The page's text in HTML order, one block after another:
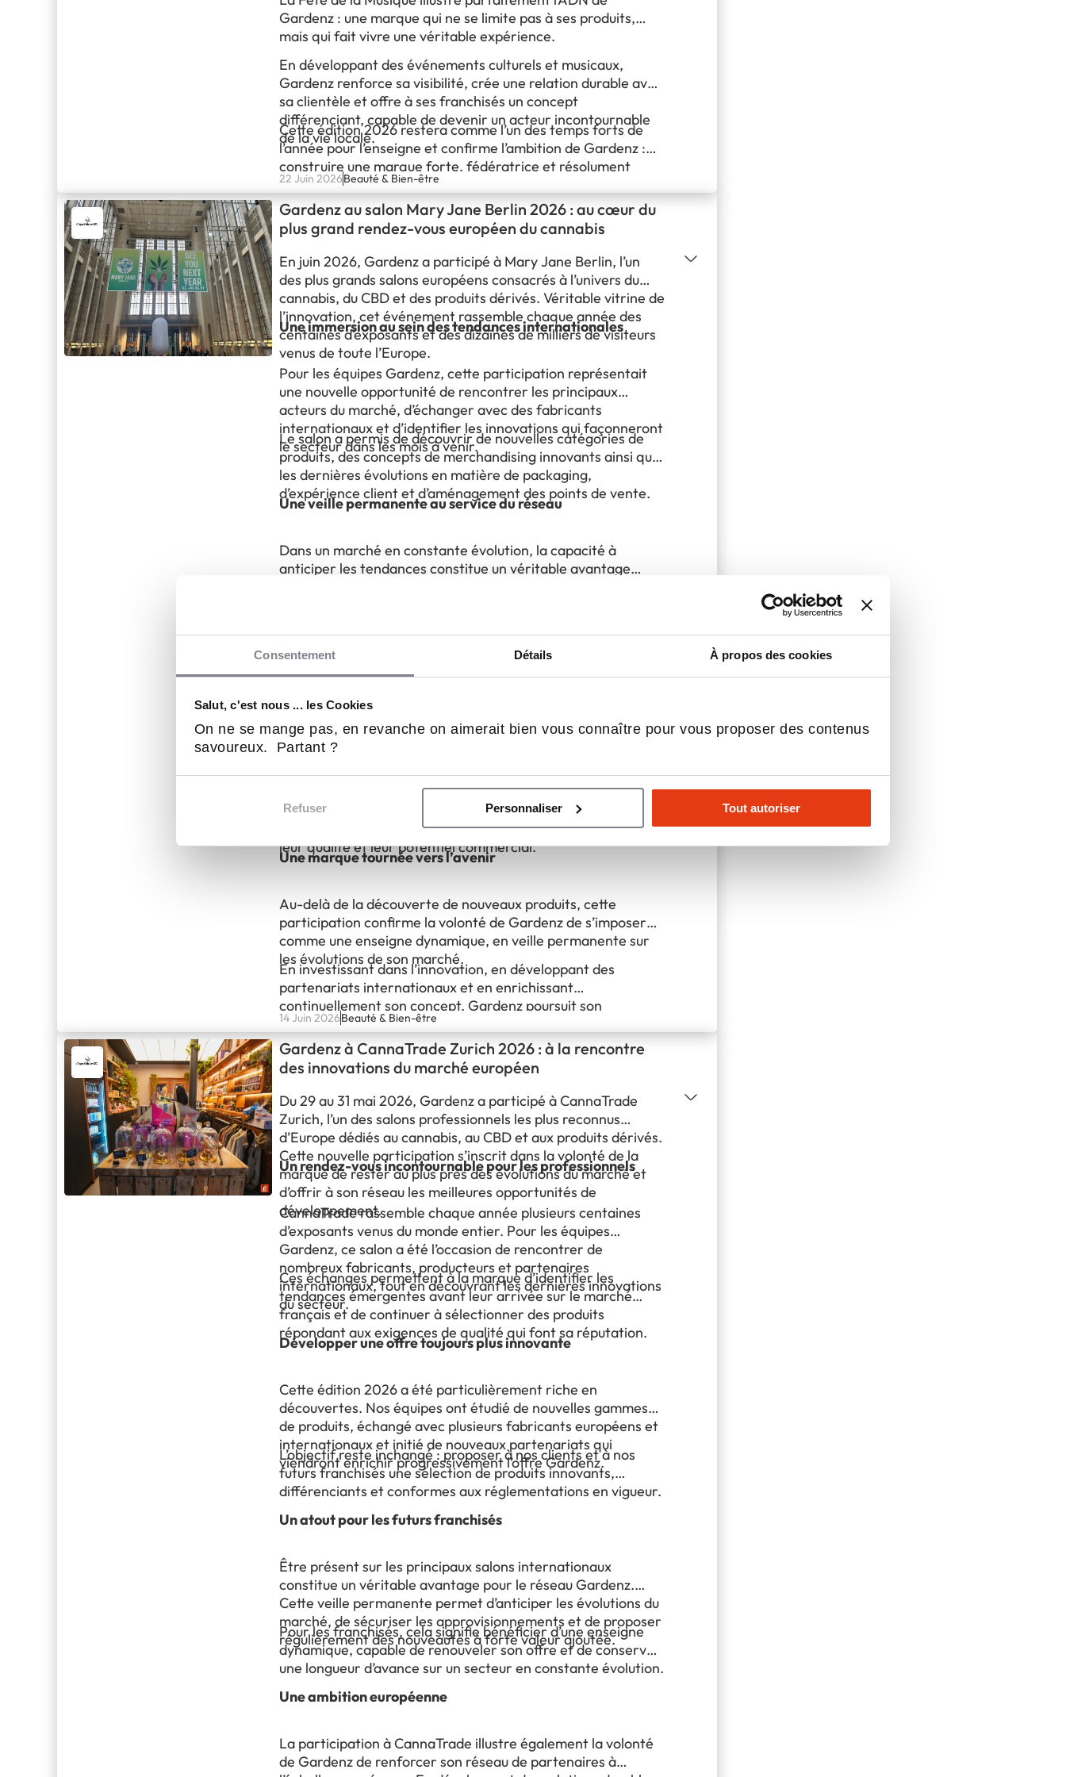
Consentement Détails À propos des cookies
Salut, c'est nous ... les Cookies
On ne se mange pas, en revanche on aimerait bien vous connaître pour vous proposer des contenus
savoureux. Partant ?
Refuser Personnaliser Tout autoriser
Gardenz : une marque qui ne se limite pas à ses produits,
mais qui fait vivre une véritable expérience.
En développant des événements culturels et musicaux,
Gardenz renforce sa visibilité, crée une relation durable avec
sa clientèle et offre à ses franchisés un concept
différenciant, capable de devenir un acteur incontournable
de la vie locale.
Cette édition 2026 restera comme l’un des temps forts de
l’année pour l’enseigne et confirme l’ambition de Gardenz :
construire une marque forte, fédératrice et résolument
tournée vers l’avenir.
22 Juin 2026Beauté & Bien-être
Gardenz au salon Mary Jane Berlin 2026 : au cœur du
plus grand rendez-vous européen du cannabis
En juin 2026, Gardenz a participé à Mary Jane Berlin, l’un
des plus grands salons européens consacrés à l’univers du
cannabis, du CBD et des produits dérivés. Véritable vitrine de
l’innovation, cet événement rassemble chaque année des
centaines d’exposants et des dizaines de milliers de visiteurs
venus de toute l’Europe.
Une immersion au sein des tendances internationales
Pour les équipes Gardenz, cette participation représentait
une nouvelle opportunité de rencontrer les principaux
acteurs du marché, d’échanger avec des fabricants
internationaux et d’identifier les innovations qui façonneront
le secteur dans les mois à venir.
Le salon a permis de découvrir de nouvelles catégories de
produits, des concepts de merchandising innovants ainsi que
les dernières évolutions en matière de packaging,
d’expérience client et d’aménagement des points de vente.
Une veille permanente au service du réseau
Dans un marché en constante évolution, la capacité à
anticiper les tendances constitue un véritable avantage
franchise, qui profite d’une sélection de produits renouvelée,
de nouveaux fournisseurs et des meilleures pratiques
observées à travers l’Europe.
Renforcer les partenariats internationaux
Mary Jane Berlin a également été l’occasion de consolider
les relations avec plusieurs partenaires historiques et
distributeurs internationaux.
Ces rencontres participent à la construction d’un réseau de
fournisseurs fiables et innovants, garantissant aux franchisés
Gardenz un accès privilégié à des produits sélectionnés pour
leur qualité et leur potentiel commercial.
Une marque tournée vers l’avenir
Au-delà de la découverte de nouveaux produits, cette
participation confirme la volonté de Gardenz de s’imposer
comme une enseigne dynamique, en veille permanente sur
les évolutions de son marché.
En investissant dans l’innovation, en développant des
partenariats internationaux et en enrichissant
continuellement son concept, Gardenz poursuit son
ambition : proposer à ses futurs franchisés un modèle
performant, différenciant et capable d’évoluer avec les
attentes des consommateurs.
14 Juin 2026Beauté & Bien-être
Gardenz à CannaTrade Zurich 2026 : à la rencontre
des innovations du marché européen
Du 29 au 31 mai 2026, Gardenz a participé à CannaTrade
Zurich, l’un des salons professionnels les plus reconnus
d’Europe dédiés au cannabis, au CBD et aux produits dérivés.
Cette nouvelle participation s’inscrit dans la volonté de la
marque de rester au plus près des évolutions du marché et
d’offrir à son réseau les meilleures opportunités de
développement.
Un rendez-vous incontournable pour les professionnels
CannaTrade rassemble chaque année plusieurs centaines
d’exposants venus du monde entier. Pour les équipes
Gardenz, ce salon a été l’occasion de rencontrer de
nombreux fabricants, producteurs et partenaires
internationaux, tout en découvrant les dernières innovations
du secteur.
Ces échanges permettent à la marque d’identifier les
tendances émergentes avant leur arrivée sur le marché
français et de continuer à sélectionner des produits
répondant aux exigences de qualité qui font sa réputation.
Développer une offre toujours plus innovante
Cette édition 2026 a été particulièrement riche en
découvertes. Nos équipes ont étudié de nouvelles gammes
de produits, échangé avec plusieurs fabricants européens et
internationaux et initié de nouveaux partenariats qui
viendront enrichir progressivement l’offre Gardenz.
L’objectif reste inchangé : proposer à nos clients et à nos
futurs franchisés une sélection de produits innovants,
différenciants et conformes aux réglementations en vigueur.
Un atout pour les futurs franchisés
Être présent sur les principaux salons internationaux
constitue un véritable avantage pour le réseau Gardenz.
Cette veille permanente permet d’anticiper les évolutions du
marché, de sécuriser les approvisionnements et de proposer
régulièrement des nouveautés à forte valeur ajoutée.
Pour les franchisés, cela signifie bénéficier d’une enseigne
dynamique, capable de renouveler son offre et de conserver
une longueur d’avance sur un secteur en constante évolution.
Une ambition européenne
La participation à CannaTrade illustre également la volonté
de Gardenz de renforcer son réseau de partenaires à